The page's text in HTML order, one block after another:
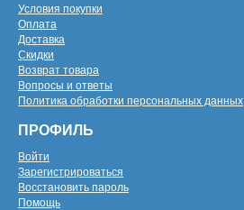
Условия покупки
Оплата
Доставка
Скидки
Возврат товара
Вопросы и ответы
Политика обработки персональных данных
ПРОФИЛЬ
Войти
Зарегистрироваться
Восстановить пароль
Помощь